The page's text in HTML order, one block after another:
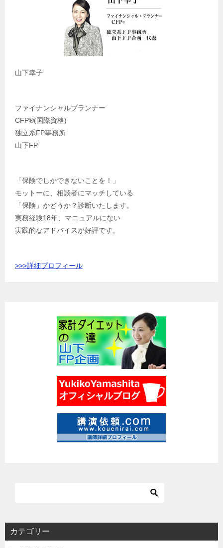
山下幸子
ファイナンシャルプランナー
CFP®️(国際資格)
独立系FP事務所
山下FP
「保険でしかできないことを！」
モットーに、相談者にマッチしている
「保険」かどうか？診断いたします。
実務経験18年、マニュアルにない
実践的なアドバイスが好評です。
>>>詳細プロフィール
カテゴリー